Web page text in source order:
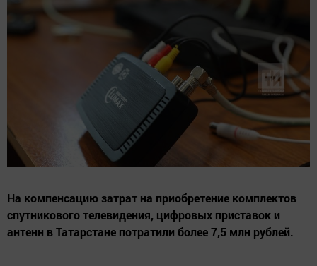
На компенсацию затрат на приобретение комплектов
спутникового телевидения, цифровых приставок и
антенн в Татарстане потратили более 7,5 млн рублей.